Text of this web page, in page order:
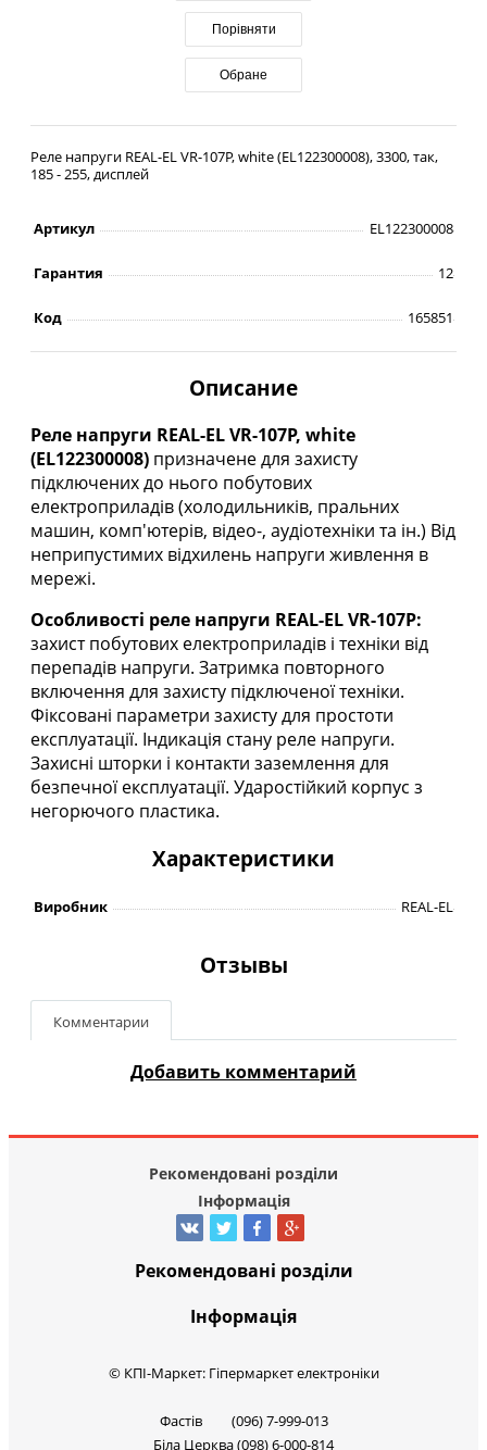
Порівняти
Обране
Реле напруги REAL-EL VR-107P, white (EL122300008), 3300, так,
185 - 255, дисплей
Артикул EL122300008
Гарантия 12
Код 165851
Описание
Реле напруги REAL-EL VR-107P, white
(EL122300008) призначене для захисту
підключених до нього побутових
електроприладів (холодильників, пральних
машин, комп'ютерів, відео-, аудіотехніки та ін.) Від
неприпустимих відхилень напруги живлення в
мережі.
Особливості реле напруги REAL-EL VR-107P:
захист побутових електроприладів і техніки від
перепадів напруги. Затримка повторного
включення для захисту підключеної техніки.
Фіксовані параметри захисту для простоти
експлуатації. Індикація стану реле напруги.
Захисні шторки і контакти заземлення для
безпечної експлуатації. Ударостійкий корпус з
негорючого пластика.
Характеристики
Виробник REAL-EL
Отзывы
Комментарии
Добавить комментарий
Рекомендовані розділи
Інформація
Рекомендовані розділи
Інформація
© КПІ-Маркет: Гіпермаркет електроніки
Фастів (096) 7-999-013
Біла Церква (098) 6-000-814